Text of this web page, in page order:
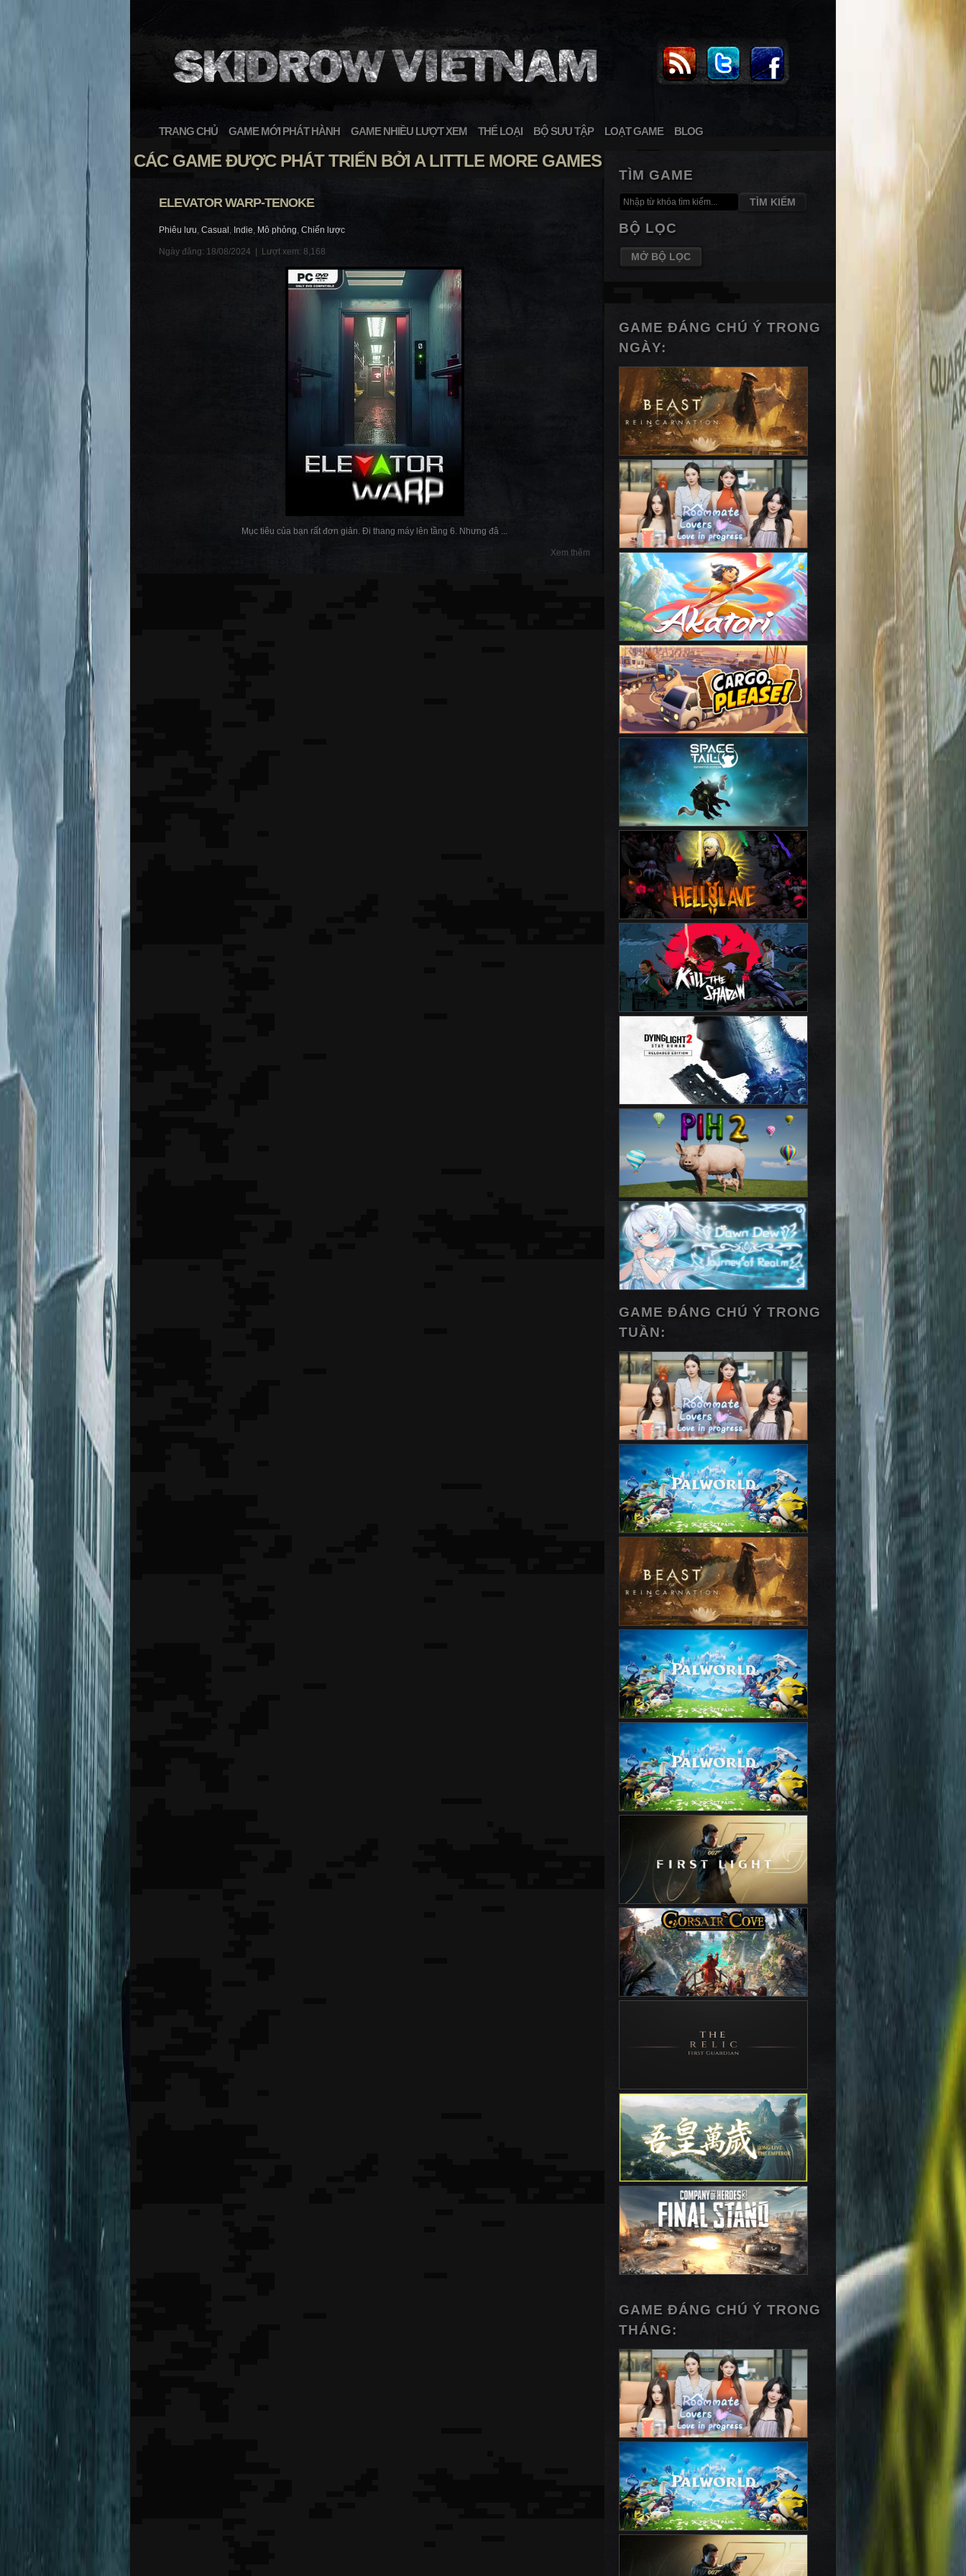
TRANG CHỦ GAME MỚI PHÁT HÀNH GAME NHIỀU LƯỢT XEM THỂ LOẠI BỘ SƯU TẬP LOẠT GAME BLOG
CÁC GAME ĐƯỢC PHÁT TRIỂN BỞI A LITTLE MORE GAMES
ELEVATOR WARP-TENOKE
Phiêu lưu, Casual , Indie, Mô phỏng, Chiến lược
Ngày đăng: 18/08/2024 | Lượt xem: 8,168
Mục tiêu của bạn rất đơn giản. Đi thang máy lên tầng 6. Nhưng đâ ...
Xem thêm
TÌM GAME
TÌM KIẾM
BỘ LỌC
MỞ BỘ LỌC
GAME ĐÁNG CHÚ Ý TRONG
NGÀY:
GAME ĐÁNG CHÚ Ý TRONG
TUẦN:
GAME ĐÁNG CHÚ Ý TRONG
THÁNG: